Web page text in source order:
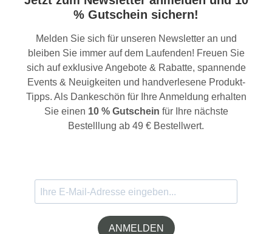
% Gutschein sichern!
Melden Sie sich für unseren Newsletter an und
bleiben Sie immer auf dem Laufenden! Freuen Sie
sich auf exklusive Angebote & Rabatte, spannende
Events & Neuigkeiten und handverlesene Produkt-
Tipps. Als Dankeschön für Ihre Anmeldung erhalten
Sie einen 10 % Gutschein für Ihre nächste
Bestelllung ab 49 € Bestellwert.
ANMELDEN